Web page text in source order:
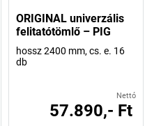
ORIGINAL univerzális
felitatótömlő – PIG
hossz 2400 mm, cs. e. 16
db
Nettó
57.890,- Ft